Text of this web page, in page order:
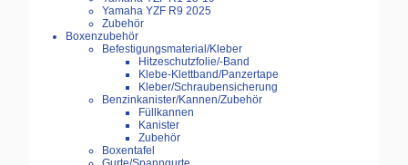
Yamaha YZF R9 2025
Zubehör
Boxenzubehör
Befestigungsmaterial/Kleber
Hitzeschutzfolie/-Band
Klebe-Klettband/Panzertape
Kleber/Schraubensicherung
Benzinkanister/Kannen/Zubehör
Füllkannen
Kanister
Zubehör
Boxentafel